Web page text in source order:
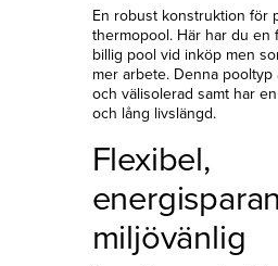
En robust konstruktion för
thermopool. Här har du en
billig pool vid inköp men
mer arbete. Denna
och välisolerad samt har
och lång livslängd.
Flexibel,
miljövänlig